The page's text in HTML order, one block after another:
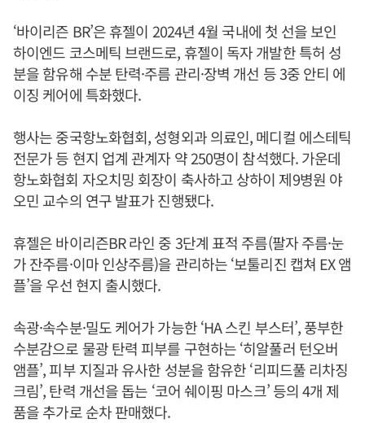
‘바이리즌 BR’은 휴젤이 2024년 4월 국내에 첫 선을 보인
하이엔드 코스메틱 브랜드로, 휴젤이 독자 개발한 특허 성
분을 함유해 수분 탄력·주름 관리·장벽 개선 등 3중 안티 에
이징 케어에 특화했다.
행사는 중국항노화협회, 성형외과 의료인, 메디컬 에스테틱
전문가 등 현지 업계 관계자 약 250명이 참석했다. 가운데
항노화협회 자오치밍 회장이 축사하고 상하이 제9병원 야
오민 교수의 연구 발표가 진행됐다.
휴젤은 바이리즌BR 라인 중 3단계 표적 주름(팔자 주름·눈
가 잔주름·이마 인상주름)을 관리하는 ‘보툴리진 캡쳐 EX 앰
플’을 우선 현지 출시했다.
속광·속수분·밀도 케어가 가능한 ‘HA 스킨 부스터’, 풍부한
수분감으로 물광 탄력 피부를 구현하는 ‘히알풀러 턴오버
앰플’, 피부 지질과 유사한 성분을 함유한 ‘리피드풀 리차징
크림’, 탄력 개선을 돕는 ‘코어 쉐이핑 마스크’ 등의 4개 제
품을 추가로 순차 판매했다.